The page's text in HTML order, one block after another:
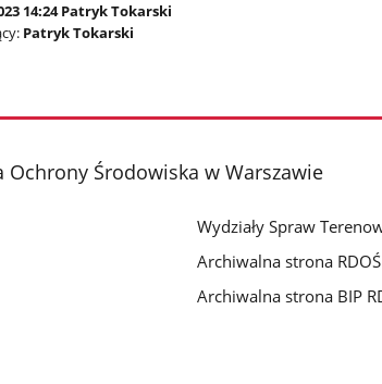
14:24 Patryk Tokarski
Patryk Tokarski
Ochrony Środowiska w Warszawie
Wydziały Spraw
Archiwalna strona
Archiwalna strona BIP